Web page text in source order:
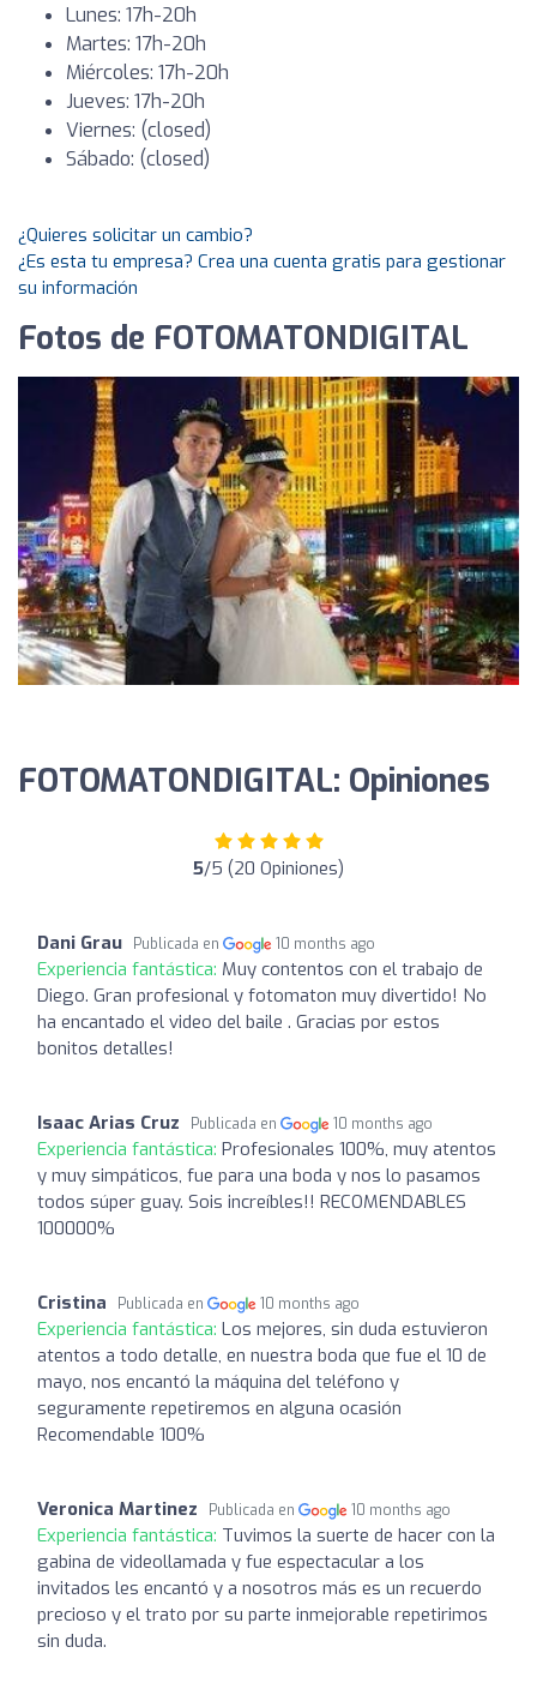
Lunes: 17h-20h
Martes: 17h-20h
Miércoles: 17h-20h
Jueves: 17h-20h
Viernes: (closed)
Sábado: (closed)
¿Quieres solicitar un cambio?
¿Es esta tu empresa? Crea una cuenta gratis para gestionar
su información
Fotos de FOTOMATONDIGITAL
FOTOMATONDIGITAL: Opiniones
5/5 (20 Opiniones)
Dani Grau Publicada en 10 months ago
Experiencia fantástica: Muy contentos con el trabajo de
Diego. Gran profesional y fotomaton muy divertido! No
ha encantado el video del baile . Gracias por estos
bonitos detalles!
Isaac Arias Cruz Publicada en 10 months ago
Experiencia fantástica: Profesionales 100%, muy atentos
y muy simpáticos, fue para una boda y nos lo pasamos
todos súper guay. Sois increíbles!! RECOMENDABLES
100000%
Cristina Publicada en 10 months ago
Experiencia fantástica: Los mejores, sin duda estuvieron
atentos a todo detalle, en nuestra boda que fue el 10 de
mayo, nos encantó la máquina del teléfono y
seguramente repetiremos en alguna ocasión
Recomendable 100%
Veronica Martinez Publicada en 10 months ago
Experiencia fantástica: Tuvimos la suerte de hacer con la
gabina de videollamada y fue espectacular a los
invitados les encantó y a nosotros más es un recuerdo
precioso y el trato por su parte inmejorable repetirimos
sin duda.